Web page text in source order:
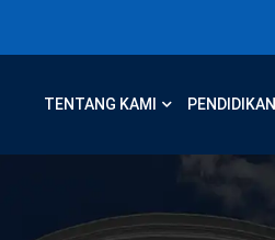
TENTANG KAMI PENDIDIKAN